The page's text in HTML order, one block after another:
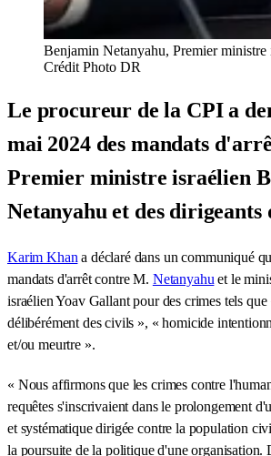
Benjamin Netanyahu, Premier
Crédit Photo DR
Le procureur de la CPI a
mai 2024 des mandats
Premier ministre israélien
Netanyahu et des dirigeants
Karim Khan a déclaré dans un communiqué
mandats d'arrêt contre M. Netanyahu et le
israélien Yoav Gallant pour des crimes tels
délibérément des civils », « homicide
et/ou meurtre ».
« Nous affirmons que les crimes contre
requêtes s'inscrivaient dans le prolongement
et systématique dirigée contre la population
la poursuite de la politique d'une organisation.